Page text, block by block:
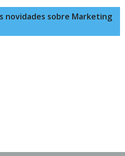
novidades sobre Marketing